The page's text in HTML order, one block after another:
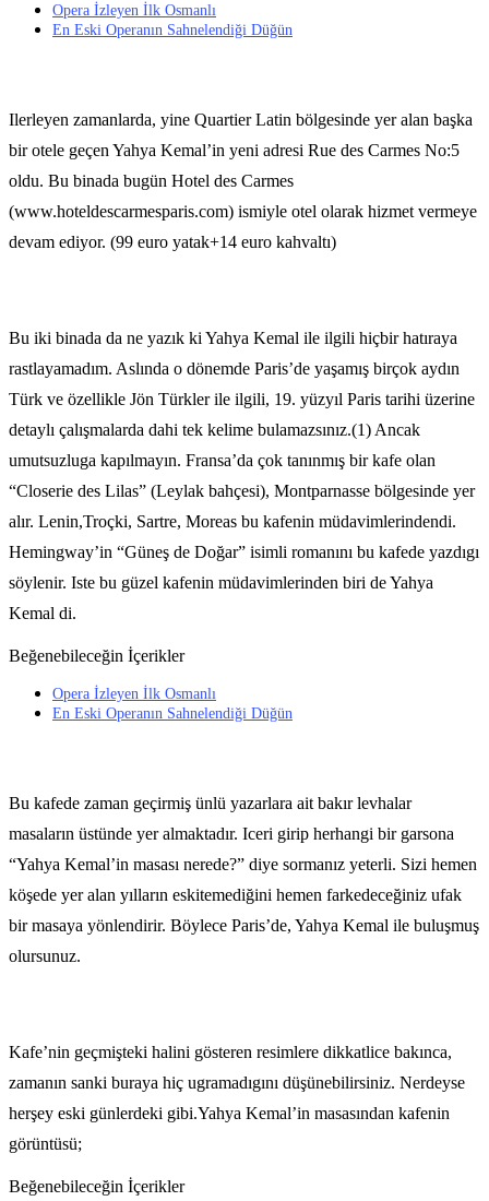
Opera İzleyen İlk Osmanlı
En Eski Operanın Sahnelendiği Düğün
Ilerleyen zamanlarda, yine Quartier Latin bölgesinde yer alan başka
bir otele geçen Yahya Kemal’in yeni adresi Rue des Carmes No:5
oldu. Bu binada bugün Hotel des Carmes
(www.hoteldescarmesparis.com) ismiyle otel olarak hizmet vermeye
devam ediyor. (99 euro yatak+14 euro kahvaltı)
Bu iki binada da ne yazık ki Yahya Kemal ile ilgili hiçbir hatıraya
rastlayamadım. Aslında o dönemde Paris’de yaşamış birçok aydın
Türk ve özellikle Jön Türkler ile ilgili, 19. yüzyıl Paris tarihi üzerine
detaylı çalışmalarda dahi tek kelime bulamazsınız.(1) Ancak
umutsuzluga kapılmayın. Fransa’da çok tanınmış bir kafe olan
“Closerie des Lilas” (Leylak bahçesi), Montparnasse bölgesinde yer
alır. Lenin,Troçki, Sartre, Moreas bu kafenin müdavimlerindendi.
Hemingway’in “Güneş de Doğar” isimli romanını bu kafede yazdıgı
söylenir. Iste bu güzel kafenin müdavimlerinden biri de Yahya
Kemal di.
Beğenebileceğin İçerikler
Opera İzleyen İlk Osmanlı
En Eski Operanın Sahnelendiği Düğün
Bu kafede zaman geçirmiş ünlü yazarlara ait bakır levhalar
masaların üstünde yer almaktadır. Iceri girip herhangi bir garsona
“Yahya Kemal’in masası nerede?” diye sormanız yeterli. Sizi hemen
köşede yer alan yılların eskitemediğini hemen farkedeceğiniz ufak
bir masaya yönlendirir. Böylece Paris’de, Yahya Kemal ile buluşmuş
olursunuz.
Kafe’nin geçmişteki halini gösteren resimlere dikkatlice bakınca,
zamanın sanki buraya hiç ugramadıgını düşünebilirsiniz. Nerdeyse
herşey eski günlerdeki gibi.Yahya Kemal’in masasından kafenin
görüntüsü;
Beğenebileceğin İçerikler